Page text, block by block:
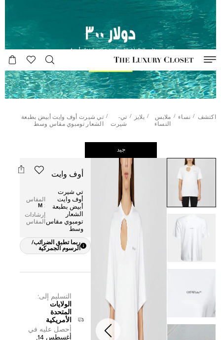
اكتشف / نساء / ملابس
النساء
/ بلايز / تي-
شيرت
/ تي شيرت أوف وايت أبيض بطبعة
الشعار تومبوي مقاس وسط
جيد
أوف وايت
تي شيرت
أوف وايت
أبيض بطبعة
الشعار
تومبوي مقاس
وسط
المقاس
:
M
إرشادات
المقاس
ربما تطبق الضرائب/
الرسوم الجمركية
التسليم إلى:
الولايات
المتحدة
الأمريكية
أحصل عليه في